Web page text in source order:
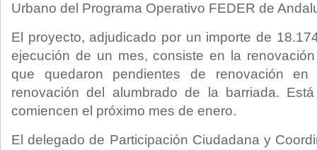
Urbano del Programa Operativo FEDER de
El proyecto, adjudicado por un importe de
ejecución de un mes, consiste en la
que quedaron pendientes de renovación
renovación del alumbrado de la barriada.
comiencen el próximo mes de enero.
El delegado de Participación Ciudadana y